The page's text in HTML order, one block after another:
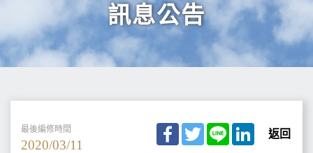
訊息公告
最後編修時間
2020/03/11
Facebook
TwitterLine LinkedIn
返回